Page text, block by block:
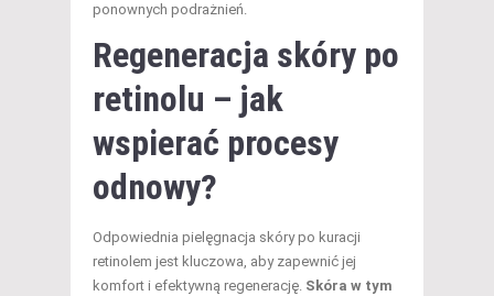
ponownych podrażnień.
Regeneracja skóry po
retinolu – jak
wspierać procesy
odnowy?
Odpowiednia pielęgnacja skóry po kuracji
retinolem jest kluczowa, aby zapewnić jej
komfort i efektywną regenerację. Skóra w tym